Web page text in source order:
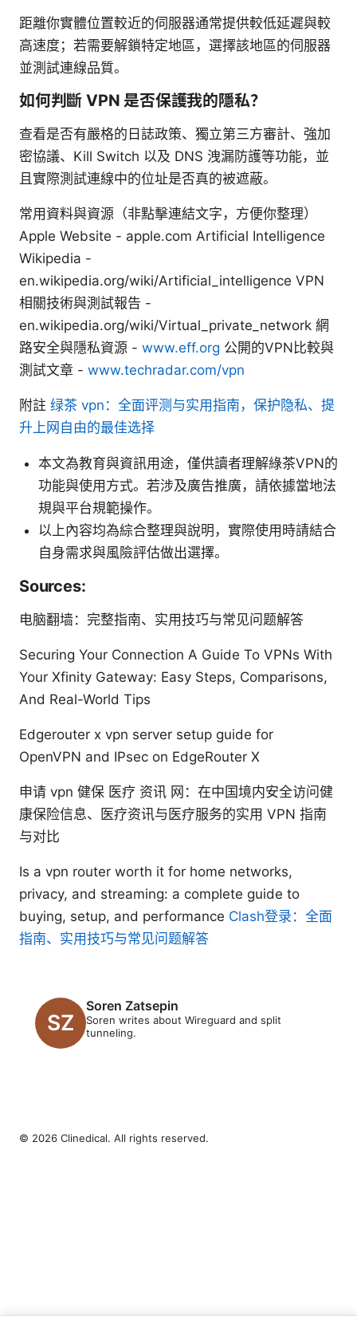
距離你實體位置較近的伺服器通常提供較低延遲與較
高速度；若需要解鎖特定地區，選擇該地區的伺服器
並測試連線品質。
如何判斷 VPN 是否保護我的隱私？
查看是否有嚴格的日誌政策、獨立第三方審計、強加
密協議、Kill Switch 以及 DNS 洩漏防護等功能，並
且實際測試連線中的位址是否真的被遮蔽。
常用資料與資源（非點擊連結文字，方便你整理）
Apple Website - apple.com Artificial Intelligence
Wikipedia -
en.wikipedia.org/wiki/Artificial_intelligence VPN
相關技術與測試報告 -
en.wikipedia.org/wiki/Virtual_private_network 網
路安全與隱私資源 - www.eff.org 公開的VPN比較與
測試文章 - www.techradar.com/vpn
附註 绿茶 vpn：全面评测与实用指南，保护隐私、提
升上网自由的最佳选择
本文為教育與資訊用途，僅供讀者理解綠茶VPN的
功能與使用方式。若涉及廣告推廣，請依據當地法
規與平台規範操作。
以上內容均為綜合整理與說明，實際使用時請結合
自身需求與風險評估做出選擇。
Sources:
电脑翻墙：完整指南、实用技巧与常见问题解答
Securing Your Connection A Guide To VPNs With
Your Xfinity Gateway: Easy Steps, Comparisons,
And Real-World Tips
Edgerouter x vpn server setup guide for
OpenVPN and IPsec on EdgeRouter X
申请 vpn 健保 医疗 资讯 网：在中国境内安全访问健
康保险信息、医疗资讯与医疗服务的实用 VPN 指南
与对比
Is a vpn router worth it for home networks,
privacy, and streaming: a complete guide to
buying, setup, and performance Clash登录：全面
指南、实用技巧与常见问题解答
Soren Zatsepin
Soren writes about Wireguard and split
tunneling.
© 2026 Clinedical. All rights reserved.